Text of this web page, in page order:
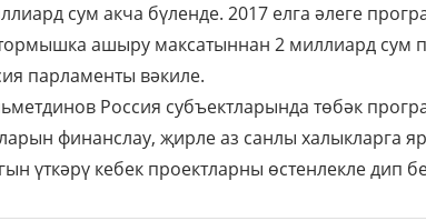
сум акча бүленде. 2017 елга әлеге
ашыру максатыннан 2 миллиард сум
парламенты вәкиле.
Россия субъектларында төбәк
финанслау, җирле аз санлы халыкларга
үткәрү кебек проектларны өстенлекле дип